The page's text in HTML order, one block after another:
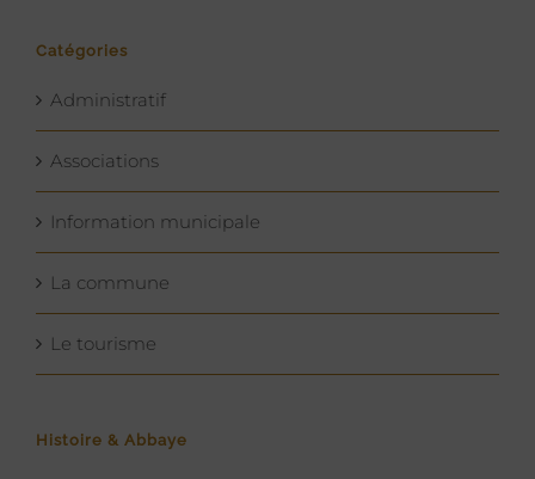
Catégories
Administratif
Associations
Information municipale
La commune
Le tourisme
Histoire & Abbaye